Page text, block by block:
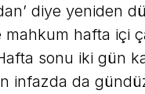
diye yeniden
mahkum hafta içi
sonu iki gün
infazda da